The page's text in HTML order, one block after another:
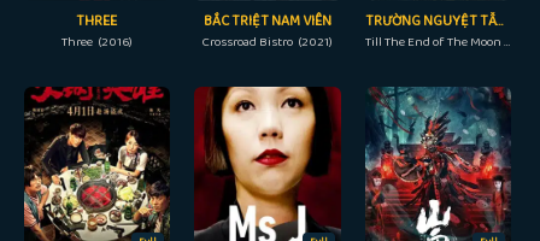
THREE
Three (2016)
BẮC TRIỆT NAM VIÊN
Crossroad Bistro (2021)
TRƯỜNG NGUYỆT TẪN MINH
Till The End of The Moon (2023)